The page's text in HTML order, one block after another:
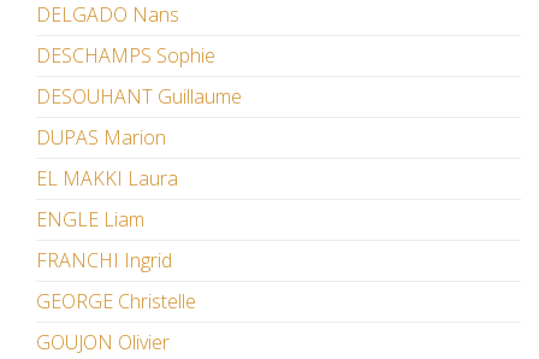
DELGADO Nans
DESCHAMPS Sophie
DESOUHANT Guillaume
DUPAS Marion
EL MAKKI Laura
ENGLE Liam
FRANCHI Ingrid
GEORGE Christelle
GOUJON Olivier